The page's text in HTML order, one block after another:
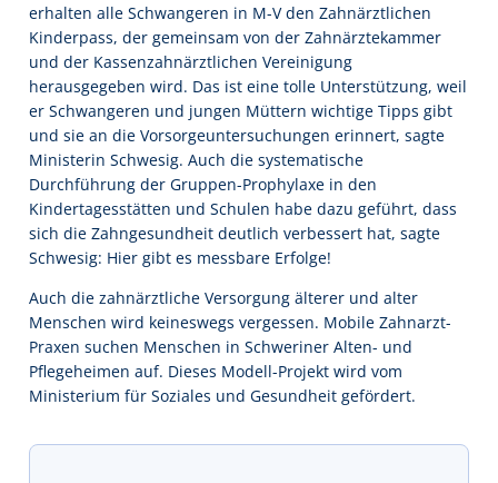
erhalten alle Schwangeren in M-V den Zahnärztlichen
Kinderpass, der gemeinsam von der Zahnärztekammer
und der Kassenzahnärztlichen Vereinigung
herausgegeben wird. Das ist eine tolle Unterstützung, weil
er Schwangeren und jungen Müttern wichtige Tipps gibt
und sie an die Vorsorgeuntersuchungen erinnert, sagte
Ministerin Schwesig. Auch die systematische
Durchführung der Gruppen-Prophylaxe in den
Kindertagesstätten und Schulen habe dazu geführt, dass
sich die Zahngesundheit deutlich verbessert hat, sagte
Schwesig: Hier gibt es messbare Erfolge!
Auch die zahnärztliche Versorgung älterer und alter
Menschen wird keineswegs vergessen. Mobile Zahnarzt-
Praxen suchen Menschen in Schweriner Alten- und
Pflegeheimen auf. Dieses Modell-Projekt wird vom
Ministerium für Soziales und Gesundheit gefördert.